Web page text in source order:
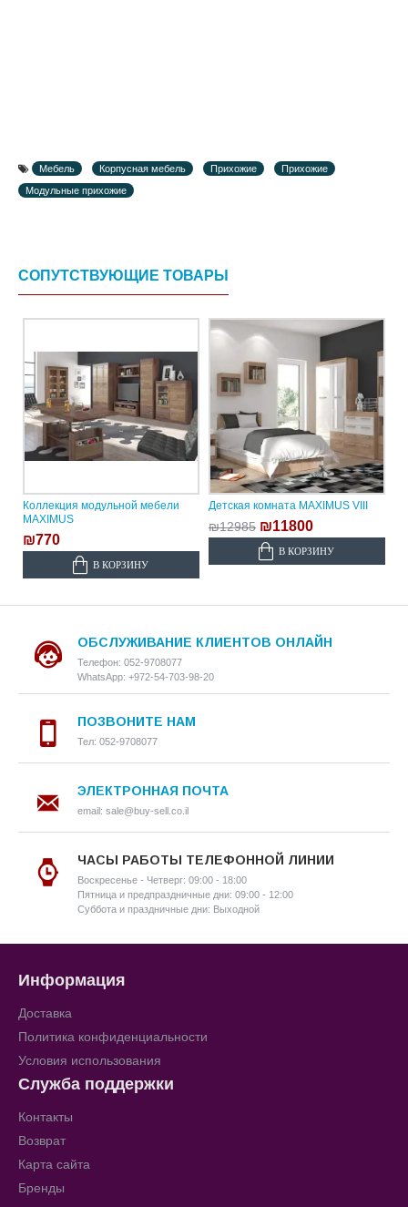
Мебель Корпусная мебель Прихожие
Прихожие
Модульные прихожие
СОПУТСТВУЮЩИЕ ТОВАРЫ
Коллекция модульной мебели
MAXIMUS
₪770
В КОРЗИНУ
Детская комната MAXIMUS VIII
₪12985 ₪11800
В КОРЗИНУ
ОБСЛУЖИВАНИЕ КЛИЕНТОВ ОНЛАЙН
Телефон: 052-9708077
WhatsApp: +972-54-703-98-20
ПОЗВОНИТЕ НАМ
Тел: 052-9708077
ЭЛЕКТРОННАЯ ПОЧТА
email: sale@buy-sell.co.il
ЧАСЫ РАБОТЫ ТЕЛЕФОННОЙ ЛИНИИ
Воскресенье - Четверг: 09:00 - 18:00
Пятница и предпраздничные дни: 09:00 - 12:00
Суббота и праздничные дни: Выходной
Информация
Доставка
Политика конфиденциальности
Условия использования
Служба поддержки
Контакты
Возврат
Карта сайта
Бренды